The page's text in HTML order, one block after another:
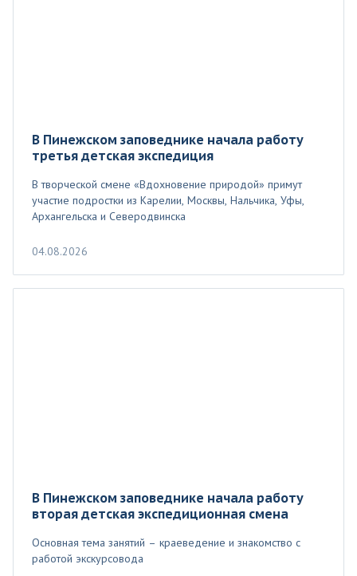
В Пинежском заповеднике начала работу
третья детская экспедиция
В творческой смене «Вдохновение природой» примут
участие подростки из Карелии, Москвы, Нальчика, Уфы,
Архангельска и Северодвинска
04.08.2026
В Пинежском заповеднике начала работу
вторая детская экспедиционная смена
Основная тема занятий – краеведение и знакомство с
работой экскурсовода